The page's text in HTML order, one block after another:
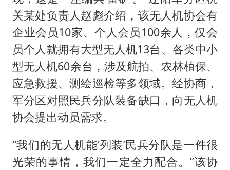
关某处负责人赵彪介绍，该无人机协会有
企业会员10家、个人会员100余人，仅会
员个人就拥有大型无人机13台、各类中小
型无人机60余台，涉及航拍、农林植保、
应急救援、测绘巡检等多领域。经协商，
军分区对照民兵分队装备缺口，向无人机
协会提出动员需求。
“我们的无人机能‘列装’民兵分队是一件很
光荣的事情，我们一定全力配合。”该协